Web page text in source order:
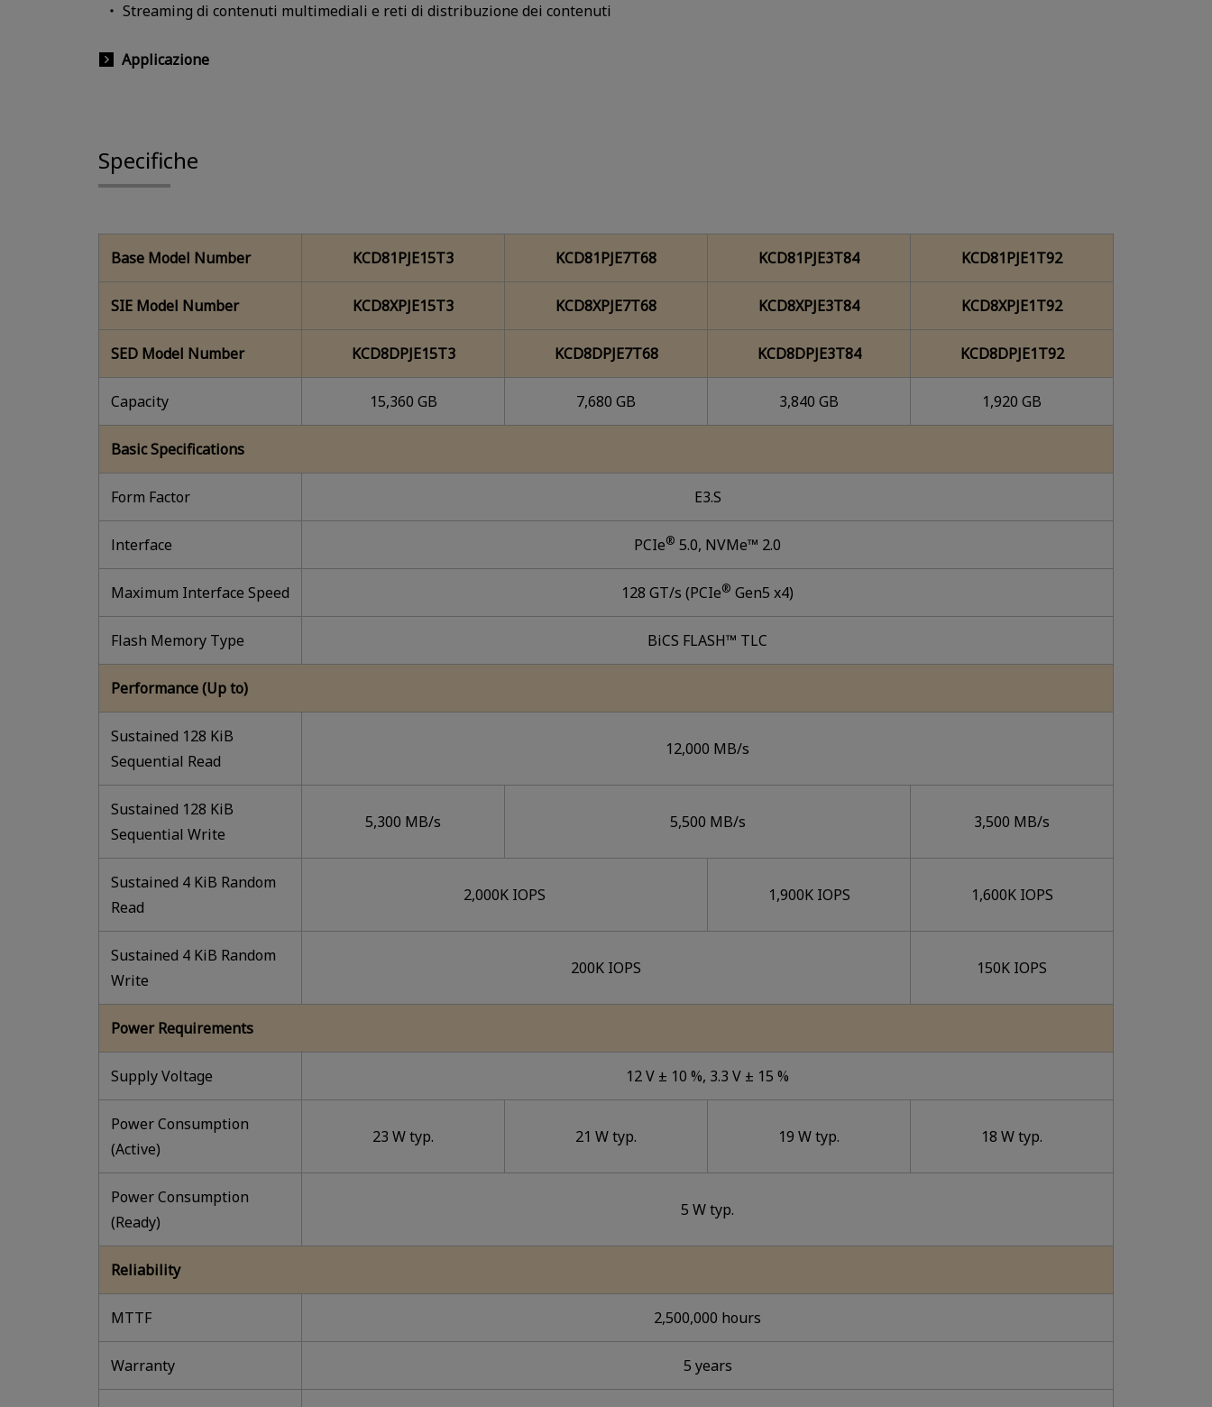
Streaming di contenuti multimediali e reti di distribuzione dei contenuti
Applicazione
Specifiche
Base Model Number KCD81PJE15T3 KCD81PJE7T68 KCD81PJE3T84 KCD81PJE1T92
SIE Model Number KCD8XPJE15T3 KCD8XPJE7T68 KCD8XPJE3T84 KCD8XPJE1T92
SED Model Number KCD8DPJE15T3 KCD8DPJE7T68 KCD8DPJE3T84 KCD8DPJE1T92
Capacity 15,360 GB 7,680 GB 3,840 GB 1,920 GB
Basic Specifications
Form Factor E3.S
lnterface PCIe® 5.0, NVMe™ 2.0
Maximum Interface Speed 128 GT/s (PCIe® Gen5 x4)
Flash Memory Type BiCS FLASH™ TLC
Performance (Up to)
Sustained 128 KiB
Sequential Read
12,000 MB/s
Sustained 128 KiB
Sequential Write
5,300 MB/s 5,500 MB/s 3,500 MB/s
Sustained 4 KiB Random
Read
2,000K IOPS 1,900K IOPS 1,600K IOPS
Sustained 4 KiB Random
Write
200K IOPS 150K IOPS
Power Requirements
Supply Voltage 12 V ± 10 %, 3.3 V ± 15 %
Power Consumption
(Active)
23 W typ. 21 W typ. 19 W typ. 18 W typ.
Power Consumption
(Ready)
5 W typ.
Reliability
MTTF 2,500,000 hours
Warranty 5 years